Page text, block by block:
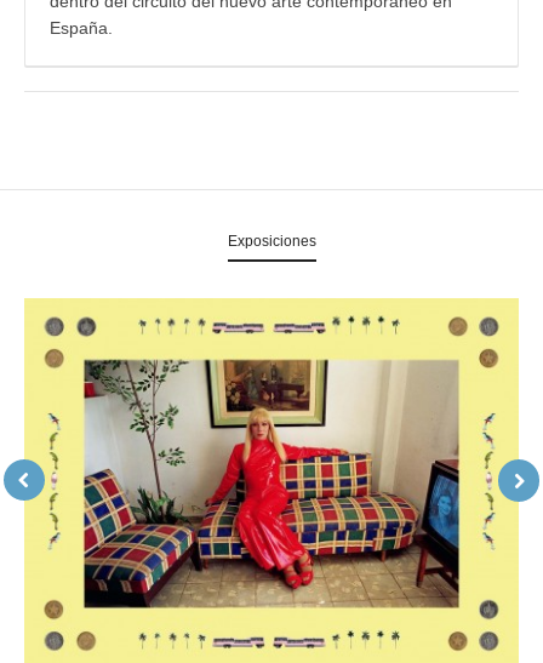
España.
Exposiciones